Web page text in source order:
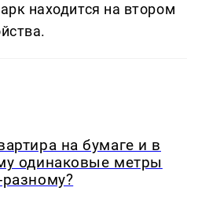
находится на втором
на бумаге и в
одинаковые метры